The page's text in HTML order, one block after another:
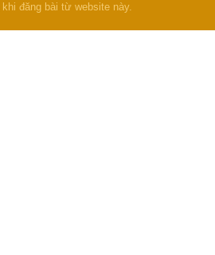
khi đăng bài từ website này.